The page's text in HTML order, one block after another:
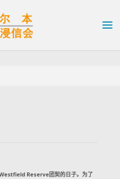
Reserve团契的日子。为了